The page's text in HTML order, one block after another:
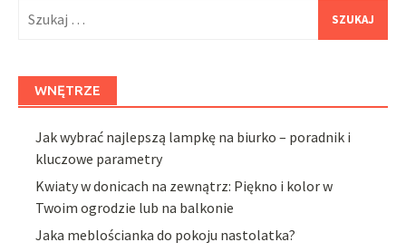
WNĘTRZE
Jak wybrać najlepszą lampkę na biurko – poradnik i
kluczowe parametry
Kwiaty w donicach na zewnątrz: Piękno i kolor w
Twoim ogrodzie lub na balkonie
Jaka meblościanka do pokoju nastolatka?